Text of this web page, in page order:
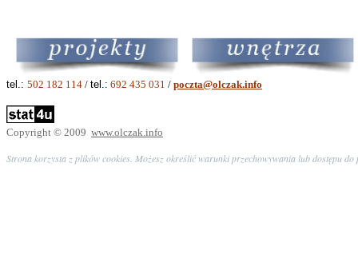
tel.: 502 182 114 / tel.: 692 435 031 / poczta@olczak.info
Copyright © 2009 www.olczak.info
Strona korzysta z plików cookies. Możesz określić warunki przechowywania lub dostępu